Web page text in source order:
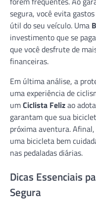
segura, você evita
útil do seu veículo. Uma
investimento que se
que você desfrute de
financeiras.
Em última análise, a
uma experiência de
umCiclista Felizao
garantam que sua
próxima aventura.
uma bicicleta bem
nas pedaladas diárias.
Dicas Essenciais
Segura